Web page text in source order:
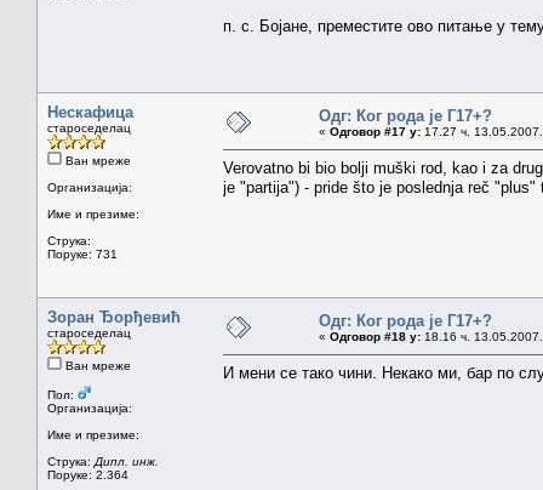
п. с. Бојане, преместите ово питање у
Нескафица
староседелац
Ван мреже
Организација:
Име и презиме:
Струка:
Поруке: 731
Одг: Ког рода је Г17+?
« Одговор #17 у: 17.27 ч.
Verovatno bi bio bolji muški rod, kao i za
je "partija") - pride što je poslednja reč "plus"
Зоран Ђорђевић
староседелац
Ван мреже
Пол:
Организација:
Име и презиме:
Струка: Дипл. инж.
Поруке: 2.364
Одг: Ког рода је Г17+?
« Одговор #18 у: 18.16 ч.
И мени се тако чини. Некако ми, бар по